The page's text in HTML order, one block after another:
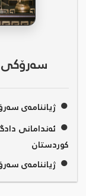
سەرۆکی
●ژیاننامەی
● ئەندامانی
کوردستان
●ژیاننامەی